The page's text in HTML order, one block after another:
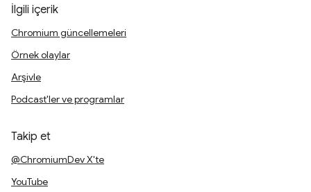
İlgili içerik
Chromium güncellemeleri
Örnek olaylar
Arşivle
Podcast'ler ve programlar
Takip et
@ChromiumDev X'te
YouTube